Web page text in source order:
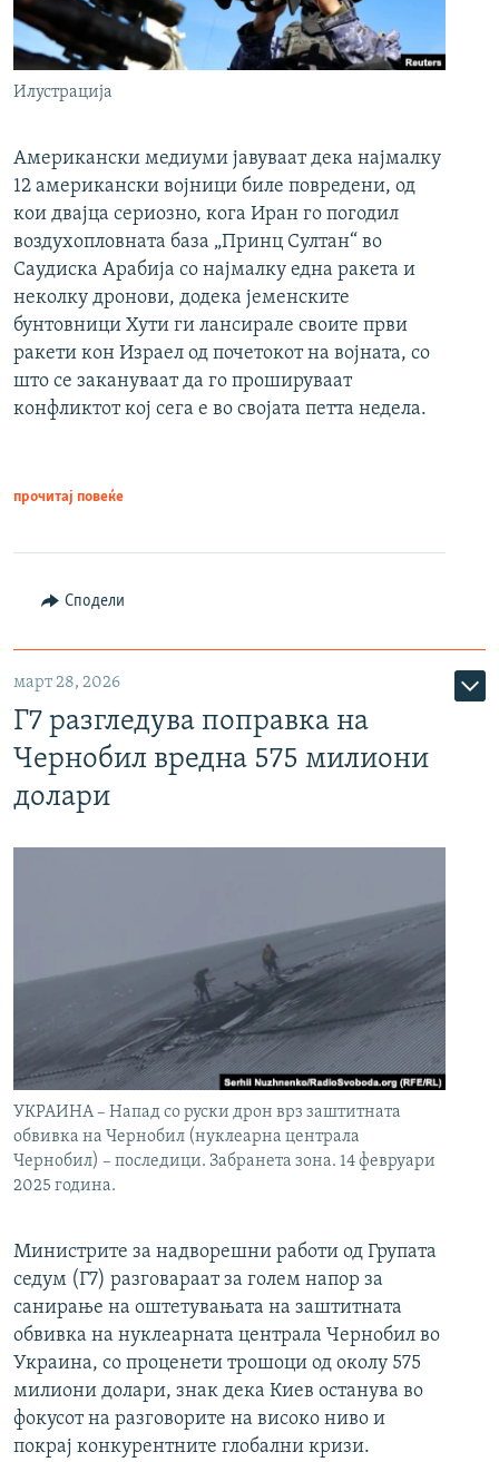
Илустрација
Американски медиуми јавуваат дека најмалку
12 американски војници биле повредени, од
кои двајца сериозно, кога Иран го погодил
воздухопловната база „Принц Султан“ во
Саудиска Арабија со најмалку една ракета и
неколку дронови, додека јеменските
бунтовници Хути ги лансирале своите први
ракети кон Израел од почетокот на војната, со
што се закануваат да го прошируваат
конфликтот кој сега е во својата петта недела.
прочитај повеќе
Сподели
март 28, 2026
Г7 разгледува поправка на
Чернобил вредна 575 милиони
долари
УКРАИНА – Напад со руски дрон врз заштитната
обвивка на Чернобил (нуклеарна централа
Чернобил) – последици. Забранета зона. 14 февруари
2025 година.
Министрите за надворешни работи од Групата
седум (Г7) разговараат за голем напор за
санирање на оштетувањата на заштитната
обвивка на нуклеарната централа Чернобил во
Украина, со проценети трошоци од околу 575
милиони долари, знак дека Киев останува во
фокусот на разговорите на високо ниво и
покрај конкурентните глобални кризи.